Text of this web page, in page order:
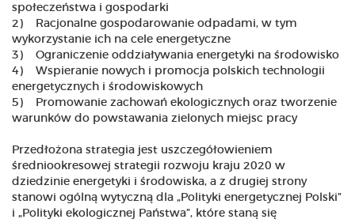
społeczeństwa i gospodarki
2) Racjonalne gospodarowanie odpadami, w tym
wykorzystanie ich na cele energetyczne
3) Ograniczenie oddziaływania energetyki na środowisko
4) Wspieranie nowych i promocja polskich technologii
energetycznych i środowiskowych
5) Promowanie zachowań ekologicznych oraz tworzenie
warunków do powstawania zielonych miejsc pracy
Przedłożona strategia jest uszczegółowieniem
średniookresowej strategii rozwoju kraju 2020 w
dziedzinie energetyki i środowiska, a z drugiej strony
stanowi ogólną wytyczną dla „Polityki energetycznej Polski”
i „Polityki ekologicznej Państwa”, które staną się